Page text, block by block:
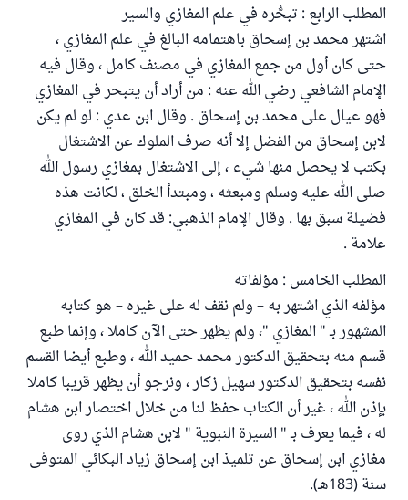
المطلب الرابع : تبحُّره في علم المغازي والسير
اشتهر محمد بن إسحاق باهتمامه البالغ في علم المغازي ،
حتى كان أول من جمع المغازي في مصنف كامل ، وقال فيه
الإمام الشافعي رضي الله عنه : من أراد أن يتبحر في المغازي
فهو عيال على محمد بن إسحاق . وقال ابن عدي : لو لم يكن
لابن إسحاق من الفضل إلا أنه صرف الملوك عن الاشتغال
بكتب لا يحصل منها شيء ، إلى الاشتغال بمغازي رسول الله
صلى الله عليه وسلم ومبعثه ، ومبتدأ الخلق ، لكانت هذه
فضيلة سبق بها . وقال الإمام الذهبي: قد كان في المغازي
علامة .
المطلب الخامس : مؤلفاته
مؤلفه الذي اشتهر به – ولم نقف له على غيره – هو كتابه
المشهور بـ " المغازي "، ولم يظهر حتى الآن كاملا ، وإنما طبع
قسم منه بتحقيق الدكتور محمد حميد الله ، وطبع أيضا القسم
نفسه بتحقيق الدكتور سهيل زكار ، ونرجو أن يظهر قريبا كاملا
بإذن الله ، غير أن الكتاب حفظ لنا من خلال اختصار ابن هشام
له ، فيما يعرف بـ " السيرة النبوية " لابن هشام الذي روى
مغازي ابن إسحاق عن تلميذ ابن إسحاق زياد البكائي المتوفى
سنة (183هـ).